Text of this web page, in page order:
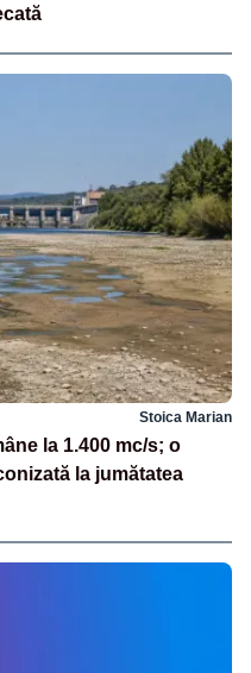
Stoica Marian
la 1.400 mc/s; o
la jumătatea